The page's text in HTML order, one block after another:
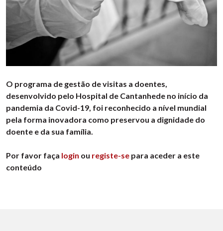
O programa de gestão de visitas a doentes,
desenvolvido pelo Hospital de Cantanhede no início da
pandemia da Covid-19, foi reconhecido a nível mundial
pela forma inovadora como preservou a dignidade do
doente e da sua família.
Por favor faça login ou registe-se para aceder a este
conteúdo